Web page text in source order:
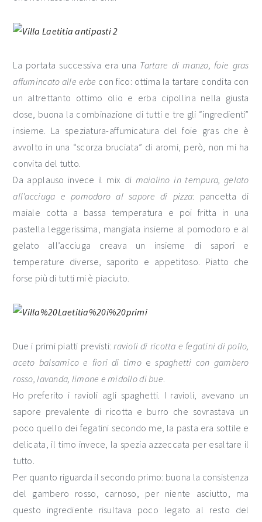
La portata successiva era una Tartare di manzo, foie gras
affumincato alle erbe con fico: ottima la tartare condita con
un altrettanto ottimo olio e erba cipollina nella giusta
dose, buona la combinazione di tutti e tre gli “ingredienti”
insieme. La speziatura-affumicatura del foie gras che è
avvolto in una “scorza bruciata” di aromi, però, non mi ha
convita del tutto.
Da applauso invece il mix di maialino in tempura, gelato
all’acciuga e pomodoro al sapore di pizza: pancetta di
maiale cotta a bassa temperatura e poi fritta in una
pastella leggerissima, mangiata insieme al pomodoro e al
gelato all’acciuga creava un insieme di sapori e
temperature diverse, saporito e appetitoso. Piatto che
forse più di tutti mi è piaciuto.
Due i primi piatti previsti:ravioli di ricotta e fegatini di pollo,
aceto balsamico e fiori di timoespaghetti con gambero
rosso, lavanda, limone e midollo di bue.
Ho preferito i ravioli agli spaghetti. I ravioli, avevano un
sapore prevalente di ricotta e burro che sovrastava un
poco quello dei fegatini secondo me, la pasta era sottile e
delicata, il timo invece, la spezia azzeccata per esaltare il
tutto.
Per quanto riguarda il secondo primo: buona la consistenza
del gambero rosso, carnoso, per niente asciutto, ma
questo ingrediente risultava poco legato al resto del